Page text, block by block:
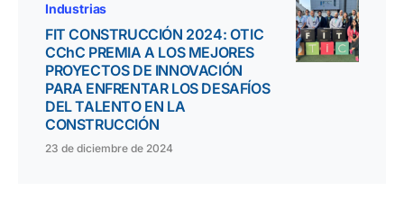
Industrias
FIT CONSTRUCCIÓN 2024: OTIC
CChC PREMIA A LOS MEJORES
PROYECTOS DE INNOVACIÓN
PARA ENFRENTAR LOS DESAFÍOS
DEL TALENTO EN LA
CONSTRUCCIÓN
23 de diciembre de 2024